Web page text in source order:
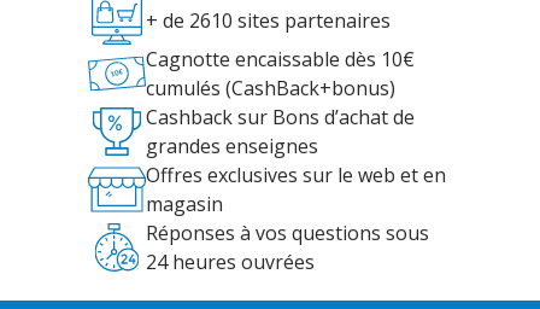
+ de 2610 sites partenaires
Cagnotte encaissable dès 10€
cumulés (CashBack+bonus)
Cashback sur Bons d’achat de
grandes enseignes
Offres exclusives sur le web et en
magasin
Réponses à vos questions sous
24 heures ouvrées